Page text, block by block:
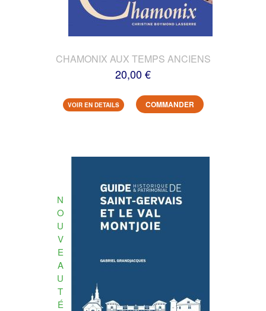
CHAMONIX AUX TEMPS ANCIENS
20,00 €
VOIR EN DETAILS COMMANDER
N
O
U
V
E
A
U
T
É